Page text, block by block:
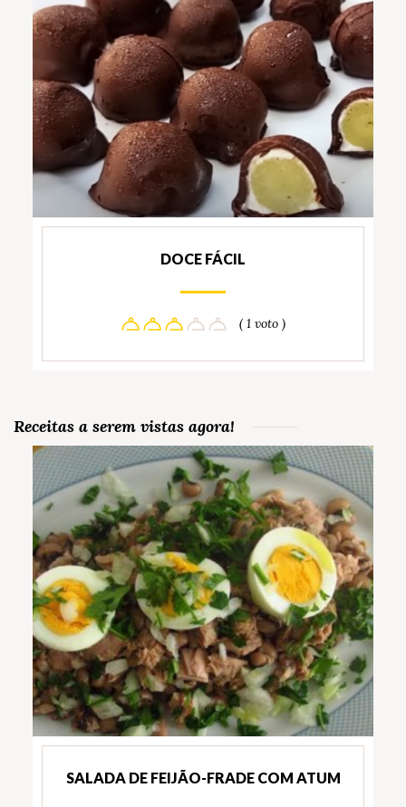
DOCE FÁCIL
( 1 voto )
Receitas a serem vistas agora!
SALADA DE FEIJÃO-FRADE COM ATUM